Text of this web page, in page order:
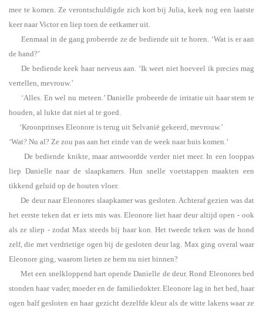
mee te komen. Ze verontschuldigde zich kort bij Julia, keek nog een laatste
keer naar Victor en liep toen de eetkamer uit.
Eenmaal in de gang probeerde ze de bediende uit te horen. ‘Wat is er aan
de hand?’
De bediende keek haar nerveus aan. ‘Ik weet niet hoeveel ik precies mag
vertellen, mevrouw.’
‘Alles. En wel nu meteen.’ Danielle probeerde de irritatie uit haar stem te
houden, al lukte dat niet al te goed.
‘Kroonprinses Eleonore is terug uit Selvanië gekeerd, mevrouw.’
‘Wat? Nu al? Ze zou pas aan het einde van de week naar huis komen.’
De bediende knikte, maar antwoordde verder niet meer. In een looppas
liep Danielle naar de slaapkamers. Hun snelle voetstappen maakten een
tikkend geluid op de houten vloer.
De deur naar Eleonores slaapkamer was gesloten. Achteraf gezien was dat
het eerste teken dat er iets mis was. Eleonore liet haar deur altijd open - ook
als ze sliep - zodat Max steeds bij haar kon. Het tweede teken was de hond
zelf, die met verdrietige ogen bij de gesloten deur lag. Max ging overal waar
Eleonore ging, waarom lieten ze hem nu niet binnen?
Met een snelkloppend hart opende Danielle de deur. Rond Eleonores bed
stonden haar vader, moeder en de familiedokter. Eleonore lag in het bed, haar
ogen half gesloten en haar gezicht dezelfde kleur als de witte lakens waar ze